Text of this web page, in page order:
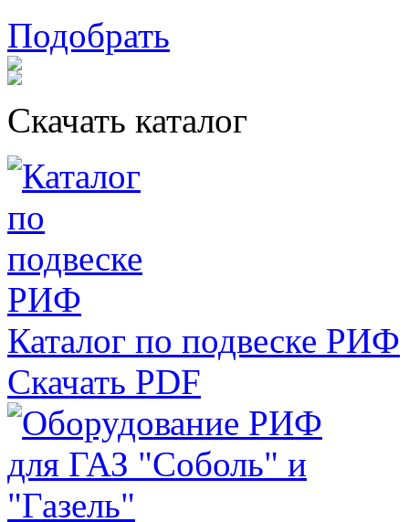
Подобрать
Скачать каталог
Каталог по подвеске РИФ
Скачать PDF